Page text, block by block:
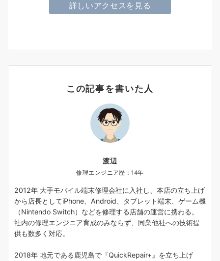
詳しいアクセスを見る
この記事を書いた人
渡辺
修理エンジニア歴：14年
2012年 大手モバイル端末修理会社に入社し、本店の立ち上げ
から店長としてiPhone、Android、タブレット端末、ゲーム機
（Nintendo Switch）などを修理する店舗の運営に携わる。
社内の修理エンジニア育成のみならず、同業他社への技術提
供も数多く対応。
2018年 地元である鹿児島で『QuickRepair+』を立ち上げ